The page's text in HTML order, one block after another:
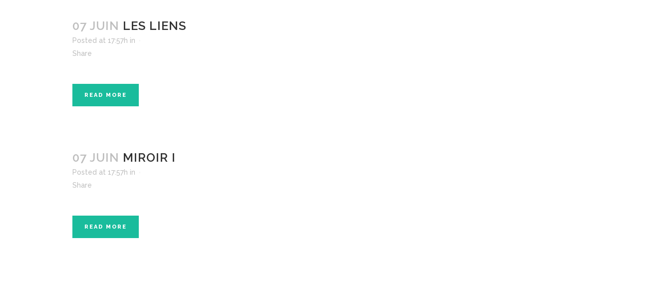
07 JUIN LES LIENS
Posted at 17:57h in
Share
READ MORE
07 JUIN MIROIR I
Posted at 17:57h in
Share
READ MORE